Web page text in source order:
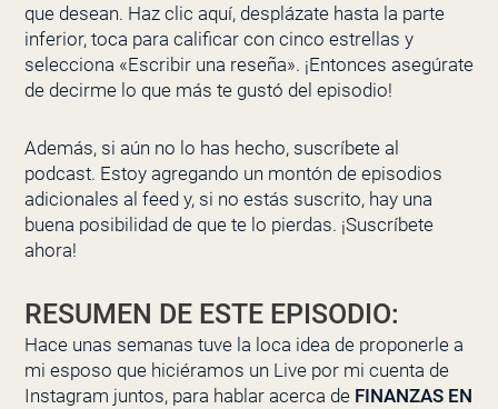
que desean. Haz clic aquí, desplázate hasta la parte
inferior, toca para calificar con cinco estrellas y
selecciona «Escribir una reseña». ¡Entonces asegúrate
de decirme lo que más te gustó del episodio!
Además, si aún no lo has hecho, suscríbete al
podcast. Estoy agregando un montón de episodios
adicionales al feed y, si no estás suscrito, hay una
buena posibilidad de que te lo pierdas. ¡Suscríbete
ahora!
RESUMEN DE ESTE EPISODIO:
Hace unas semanas tuve la loca idea de proponerle a
mi esposo que hiciéramos un Live por mi cuenta de
Instagram juntos, para hablar acerca de FINANZAS EN